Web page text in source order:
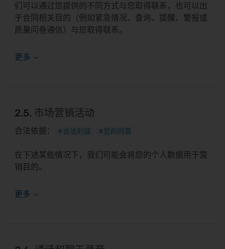
们可以通过您提供的不同方式与您取得联系，也可以出
于合同相关目的（例如紧急情况、查询、提醒、警报或
质量问卷通信）与您取得联系。
2.5. 市场营销活动
合法依据： #合法利益 #您的同意
在下述某些情况下，我们可能会将您的个人数据用于营
销目的。